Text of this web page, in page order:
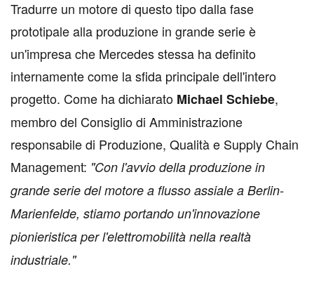
Tradurre un motore di questo tipo dalla fase
prototipale alla produzione in grande serie è
un'impresa che Mercedes stessa ha definito
internamente come la sfida principale dell'intero
progetto. Come ha dichiarato Michael Schiebe,
membro del Consiglio di Amministrazione
responsabile di Produzione, Qualità e Supply Chain
Management: "Con l'avvio della produzione in
grande serie del motore a flusso assiale a Berlin-
Marienfelde, stiamo portando un'innovazione
pionieristica per l'elettromobilità nella realtà
industriale."